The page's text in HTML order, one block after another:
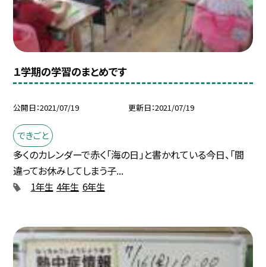
１学期の学習のまとめです
公開日 2021/07/19 更新日 2021/07/19
できごと
多くのカレンダーで赤く「海の日」と書かれている今日、「間
違ってお休みしてしまう子...
1年生 4年生 6年生